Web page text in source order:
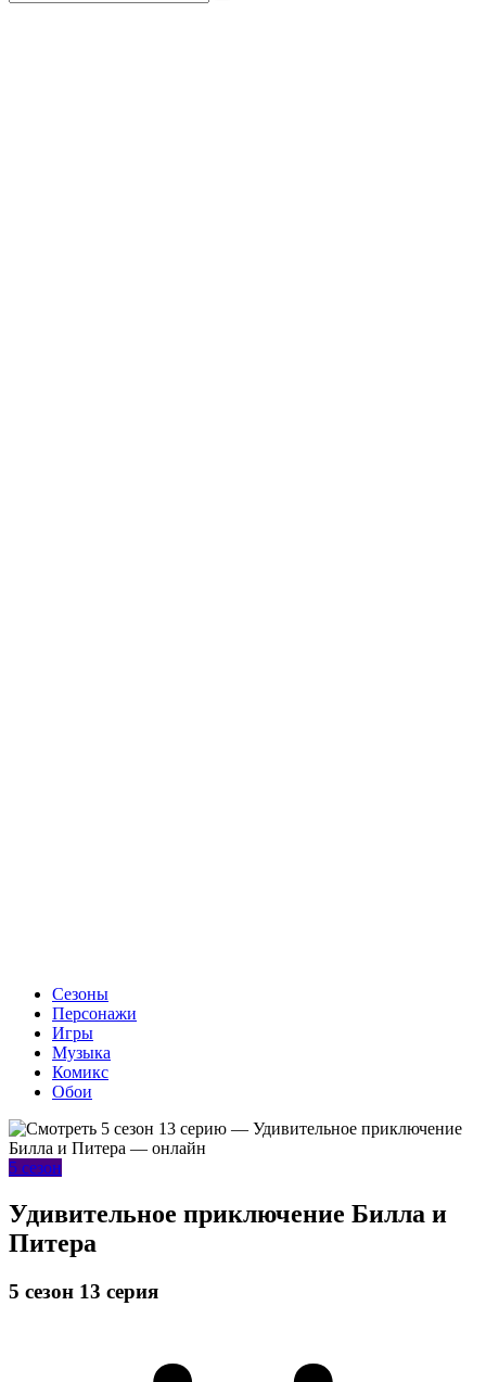
Сезоны
Персонажи
Игры
Музыка
Комикс
Обои
5 сезон
Удивительное приключение Билла и
Питера
5 сезон 13 серия